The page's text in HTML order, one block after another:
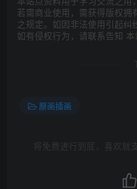
若需商业使用，需获得版权拥
之规定。如因非法使用引起纠
如有侵权行为，请联系告知 本
原画插画
将免费进行到底，喜欢就